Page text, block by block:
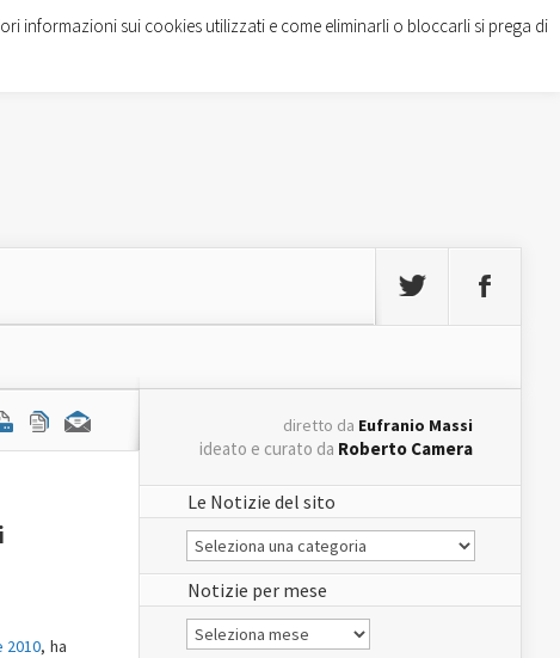
2010, ha
diretto da Eufranio Massi
ideato e curato da Roberto Camera
Le Notizie del sito
Le
Notizie
del
sito
Notizie per mese
Notizie
per
informazioni sui cookies utilizzati e come eliminarli o bloccarli si prega di